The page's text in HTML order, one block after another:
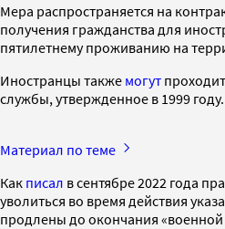
Мера распространяется на
получения гражданства для
пятилетнему проживанию на
Иностранцы также могут
службы, утвержденное в 1999 году.
Материал по теме
Как писал в сентябре 2022 года
уволиться во время действия
продлены до окончания